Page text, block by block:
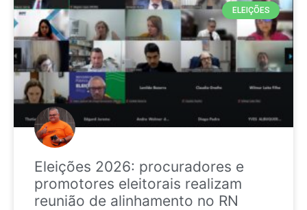
ELEIÇÕES
Eleições 2026: procuradores e
promotores eleitorais realizam
reunião de alinhamento no RN